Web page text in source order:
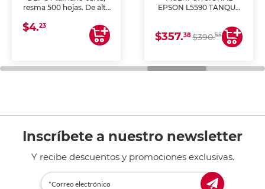
resma 500 hojas. De alta
uniforme, ideal para
impresoras de inyección
de tinta y láser,
general de oficina.
$4.23
EPSON L5590 TANQUE
COPIA Y ESCANEA)
$357.38$390.55
Inscríbete a nuestro newsletter
Y recibe descuentos y promociones exclusivas.